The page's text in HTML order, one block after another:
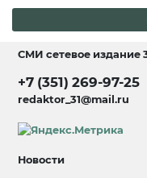
СМИ сетевое издание
+7 (351) 269-97-25
redaktor_31@mail.ru
Новости